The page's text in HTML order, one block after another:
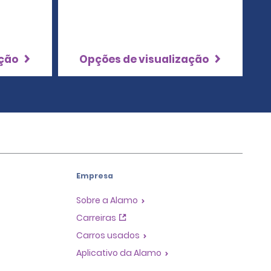
Opções de visualização
Empresa
Sobre a Alamo
Carreiras
Carros usados
Aplicativo da Alamo